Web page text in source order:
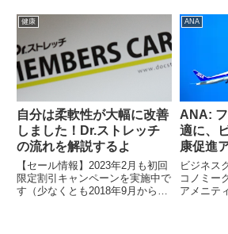
を始めるにあたって、多数のスト
レッチ本をサーチ/購入してみま
した。そして、今でも愛読/実践
しているストレッチ本は、「世
界...
力はなん
ょう。80
健康
自分は柔軟性が大幅に改善
しました！Dr.ストレッチ
の流れを解説するよ
【セール情報】2023年2月も初回
限定割引キャンペーンを実施中で
す（少なくとも2018年9月から毎
ANA
ANA:
適に、
康促進
ビジネス
コノミー
アメニテ